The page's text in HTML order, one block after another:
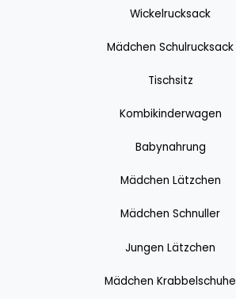
Wickelrucksack
Mädchen Schulrucksack
Tischsitz
Kombikinderwagen
Babynahrung
Mädchen Lätzchen
Mädchen Schnuller
Jungen Lätzchen
Mädchen Krabbelschuhe